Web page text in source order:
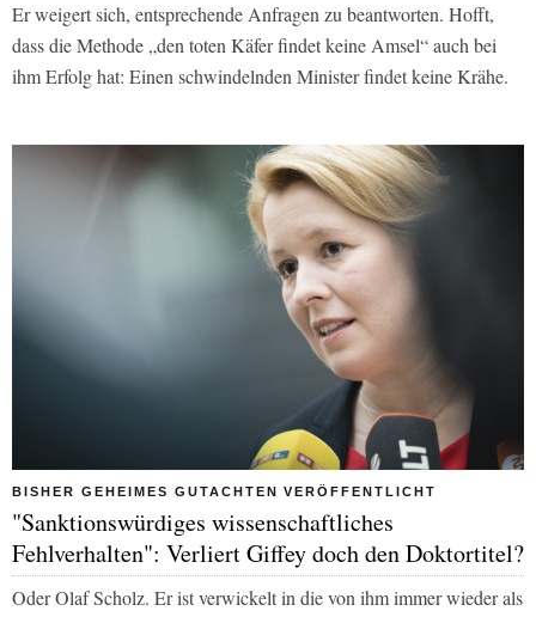
Er weigert sich, entsprechende Anfragen zu beantworten. Hofft,
dass die Methode „den toten Käfer findet keine Amsel“ auch bei
ihm Erfolg hat: Einen schwindelnden Minister findet keine Krähe.
BISHER GEHEIMES GUTACHTEN VERÖFFENTLICHT
"Sanktionswürdiges wissenschaftliches
Fehlverhalten": Verliert Giffey doch den Doktortitel?
Oder Olaf Scholz. Er ist verwickelt in die von ihm immer wieder als